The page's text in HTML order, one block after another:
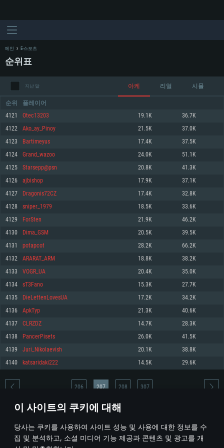
이 사이트의 쿠키에 대해
당사는 쿠키를 사용하여 사이트 성능 및 사용에 대한 정보를 수
집 및 분석하고, 소셜 미디어 기능 제공과 콘텐츠 및 광고를 개
시스템 요구사항
최소사양
운영체제: Windows 10 (64 bit)
프로세서: 2.2 GHz 듀얼코어 이상
메모리: 4GB
그래픽 카드: DirectX 11 이상을 지원하는 AMD Radeon 77XX / NVIDIA
GeForce GT 660. 최소 사양 해상도: 720p
네트워크: 브로드밴드 인터넷
여유 저장 공간: 22.1 GB (최소 클라이언트)
권장 사양
570 혹은 그 이상
여유 저장 공간: 62.2 GB (전체 클라이언트)
최소사양
운영체제: Mac OS Big Sur 11.0
프로세서: 최소 2.2 GHz의 Core i5 (Intel Xeon 은 지원하지 않습니다)
메모리: 6 GB
그래픽 카드: Metal 을 지원하는 Intel Iris Pro 5200 (Mac), 혹은 이와 비슷한 성
능을 가지는 Mac 버전의 AMD/Nvidia. 최소 해상도: 720p
네트워크: 브로드밴드 인터넷
여유 저장 공간: 22.1 GB (최소 클라이언트)
권장 사양
네트워크: 브로드밴드 인터넷
여유 저장 공간: 62.2 GB (전체 클라이언트)
최소사양
운영체제: 64bit Linux 중 최신 버전
프로세서: 2.4 GHz 듀얼코어
메모리: 4 GB
그래픽 카드: Vulkan 을 지원하고, 최신 그래픽 드라이버를 지원하는 NVIDIA
660 (6개월 미만) 혹은 그와 동급의 성능을 가지며 최신 그래픽 드라이버를 지
원하는 AMD (6개월 미만; 최소사양 지원 해상도 720p)
네트워크: 브로드밴드 인터넷
여유 저장 공간: 22.1 GB (최소 클라이언트)
권장 사양
운영체제: Ubuntu 20.04 64bit
프로세서: Intel Core i7
메모리: 16 GB
그래픽 카드: Vulkan 을 지원하고, 최신 그래픽 드라이버를 지원하는 NVIDIA
1060 (6개월 미만) 혹은 그와 동급의 성능을 가지며 최신 그래픽 드라이버를
지원하는 AMD RX 570 (6개월 미만; 최소사양 지원 해상도 720p) 이상
여유 저장 공간: 62.2 GB (전체 클라이언트)
메인 E-스포츠
순위표
지난 달 아케 리얼 시뮬
순위 플레이어
4121 Otec13203 19.1K 36.7K
4122 Ako_ay_Pinoy 21.5K 37.0K
4123 Bartimeyus 17.4K 37.5K
4124 Grand_wazoo 24.0K 51.1K
4125 Starsepp@psn 20.8K 41.3K
4126 ajbishop 17.9K 37.1K
4127 Dragonis72CZ 17.4K 32.8K
4128 sniper_1979 18.5K 33.6K
4129 ForSten 21.9K 46.2K
4130 Dima_GSM 20.5K 39.5K
4131 potapcot 28.2K 66.2K
4132 ARARAT_ARM 18.8K 38.2K
4133 VOGR_UA 20.4K 35.0K
4134 sT3Fano 15.3K 27.7K
4135 DieLettenLovesUA 17.2K 34.2K
4136 ApkTyp 21.3K 40.6K
4137 CLRZDZ 14.7K 28.3K
4138 PancerPisets 26.0K 41.5K
4139 Juri_Nikolaevish 20.1K 38.8K
4140 katsaridaki222 14.5K 29.6K
* 순위표는 매일 1회 갱신됩니다
206 207 208 307